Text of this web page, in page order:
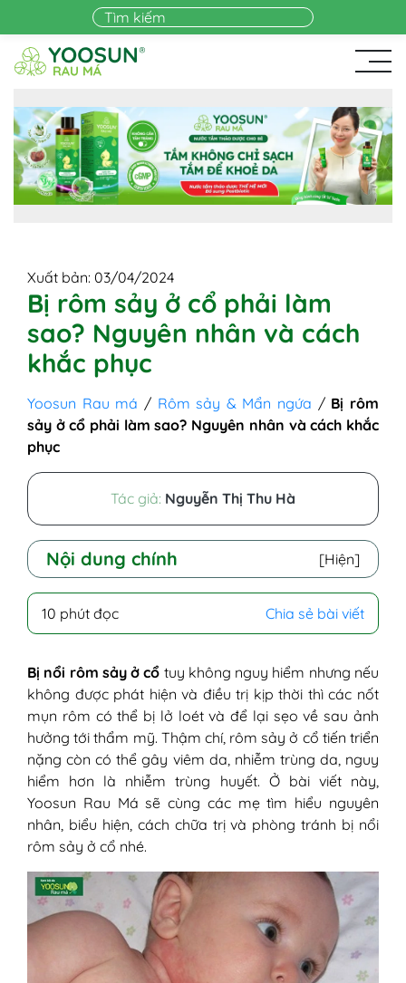
Skip to main content
Xuất bản: 03/04/2024
Bị rôm sảy ở cổ phải làm
sao? Nguyên nhân và cách
khắc phục
Yoosun Rau má / Rôm sảy & Mẩn ngứa / Bị rôm
sảy ở cổ phải làm sao? Nguyên nhân và cách khắc
phục
Tác giả: Nguyễn Thị Thu Hà
Nội dung chính [Hiện]
II - Nguyên nhân bị nổi rôm sảy ở cổ
lớn
2. Nguyên nhân trẻ nhỏ và trẻ sơ sinh
bị nổi rôm sảy ở cổ
III - Triệu chứng nổi sảy trên cổ
1. Triệu chứng cơ bản
2. Triệu chứng rôm sảy ở cổ tiến triển
nặng
IV - Cách điều trị rôm sảy ở cổ
1. Điều trị tại nhà
V - Biện pháp phòng tránh nổi sảy trên cổ
1. Giữ da cổ luôn thoáng sạch
2. Ngăn ngừa kích ứng da
3. Sử dụng điều hòa, tránh tập thể
dục khi thời tiết nóng ẩm
10 phút đọc Chia sẻ bài viết
Bị nổi rôm sảy ở cổ tuy không nguy hiểm nhưng nếu
không được phát hiện và điều trị kịp thời thì các nốt
mụn rôm có thể bị lở loét và để lại sẹo về sau ảnh
hưởng tới thẩm mỹ. Thậm chí, rôm sảy ở cổ tiến triển
nặng còn có thể gây viêm da, nhiễm trùng da, nguy
hiểm hơn là nhiễm trùng huyết. Ở bài viết này,
Yoosun Rau Má sẽ cùng các mẹ tìm hiểu nguyên
nhân, biểu hiện, cách chữa trị và phòng tránh bị nổi
rôm sảy ở cổ nhé.